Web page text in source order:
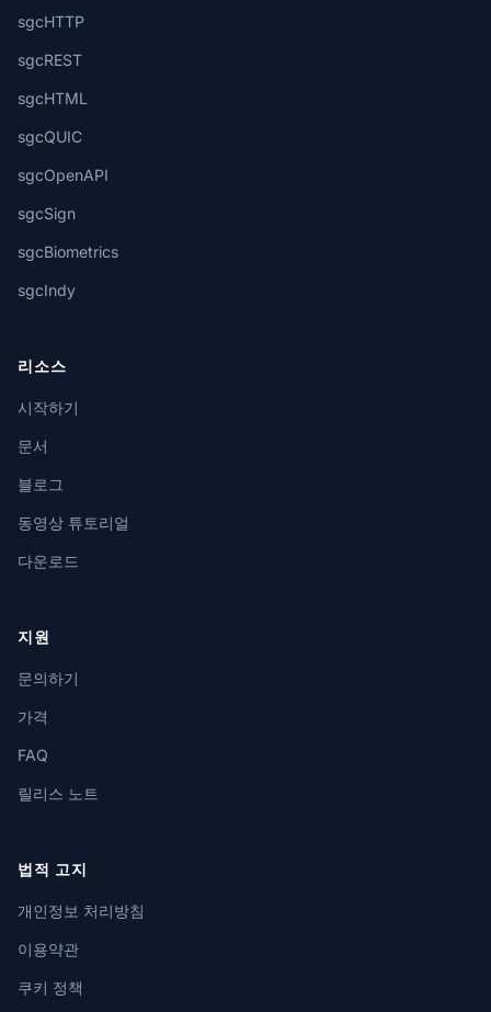
sgcHTTP
sgcREST
sgcHTML
sgcQUIC
sgcOpenAPI
sgcSign
sgcBiometrics
sgcIndy
리소스
시작하기
문서
블로그
동영상 튜토리얼
다운로드
지원
문의하기
가격
FAQ
릴리스 노트
법적 고지
개인정보 처리방침
이용약관
쿠키 정책